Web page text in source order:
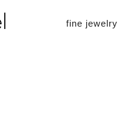
fine jewelry